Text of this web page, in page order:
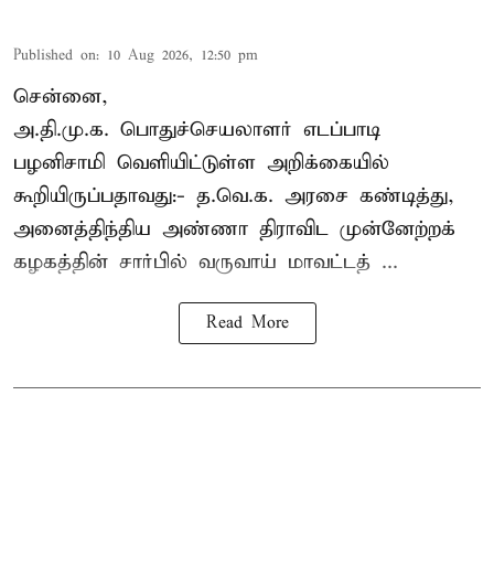
Published on: 10 Aug 2026, 12:50 pm
சென்னை,
அ.தி.மு.க. பொதுச்செயலாளர் எடப்பாடி
பழனிசாமி வெளியிட்டுள்ள அறிக்கையில்
கூறியிருப்பதாவது:- த.வெ.க. அரசை கண்டித்து,
அனைத்திந்திய அண்ணா திராவிட முன்னேற்றக்
கழகத்தின் சார்பில் வருவாய் மாவட்டத் ...
Read More